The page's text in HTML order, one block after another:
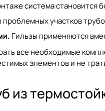
система становится
проблемных участков
Гильзы применяются
все необходимые
элементов и не
из